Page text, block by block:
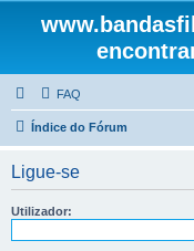
FAQ
Índice do Fórum
Ligue-se
Utilizador: